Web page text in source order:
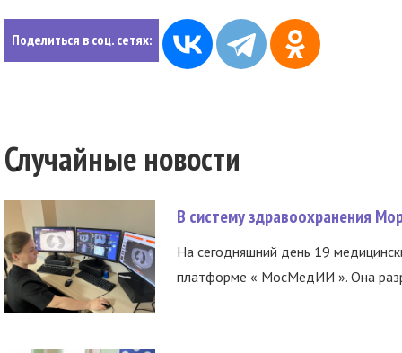
Поделиться в соц. сетях:
Случайные новости
В систему здравоохранения
На сегодняшний день 19
платформе « МосМедИИ ». Она